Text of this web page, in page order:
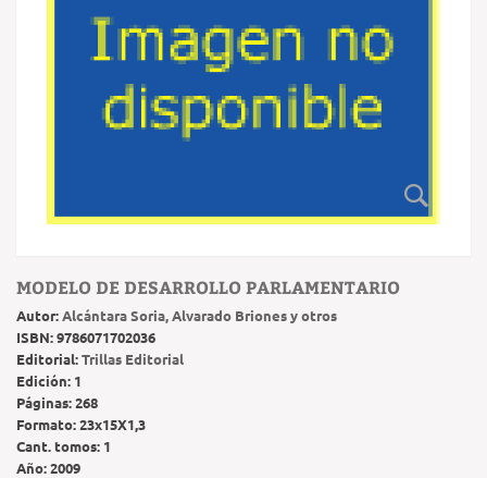
MODELO DE DESARROLLO PARLAMENTARIO
Autor:Alcántara Soria, Alvarado Briones y otros
ISBN:9786071702036
Editorial:Trillas Editorial
Edición: 1
Páginas:268
Formato:23x15X1,3
Cant. tomos: 1
Año:2009